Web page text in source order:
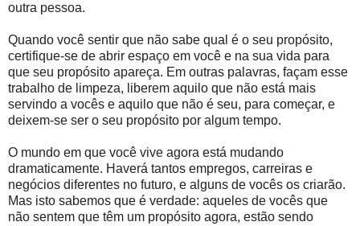
outra pessoa.
Quando você sentir que não sabe qual é o seu propósito,
certifique-se de abrir espaço em você e na sua vida para
que seu propósito apareça. Em outras palavras, façam esse
trabalho de limpeza, liberem aquilo que não está mais
servindo a vocês e aquilo que não é seu, para começar, e
deixem-se ser o seu propósito por algum tempo.
O mundo em que você vive agora está mudando
dramaticamente. Haverá tantos empregos, carreiras e
negócios diferentes no futuro, e alguns de vocês os criarão.
Mas isto sabemos que é verdade: aqueles de vocês que
não sentem que têm um propósito agora, estão sendo